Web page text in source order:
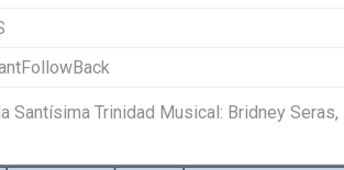
Trinidad Musical: Bridney